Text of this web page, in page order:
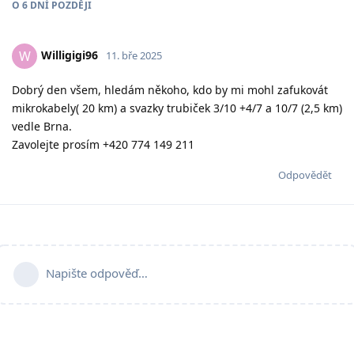
O 6 DNÍ POZDĚJI
W Willigigi96 11. bře 2025
Dobrý den všem, hledám někoho, kdo by mi mohl zafukovát
mikrokabely( 20 km) a svazky trubiček 3/10 +4/7 a 10/7 (2,5 km)
vedle Brna.
Zavolejte prosím +420 774 149 211
Odpovědět
Napište odpověď…